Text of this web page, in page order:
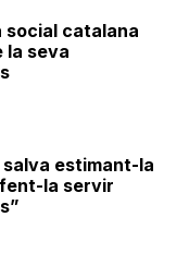
social catalana
la seva
salva estimant-la
la servir